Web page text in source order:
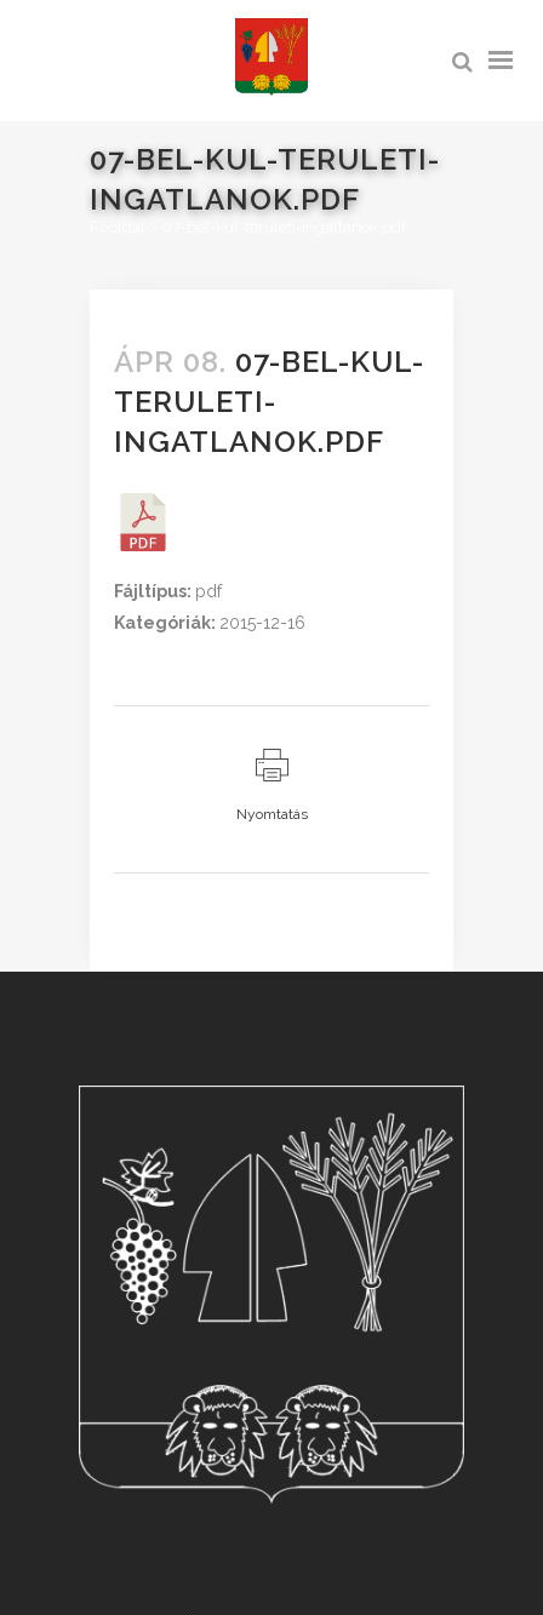
07-BEL-KUL-TERULETI-
INGATLANOK.PDF
ÁPR 08. 07-BEL-KUL-
TERULETI-
INGATLANOK.PDF
Fájltípus: pdf
Kategóriák: 2015-12-16
Nyomtatás